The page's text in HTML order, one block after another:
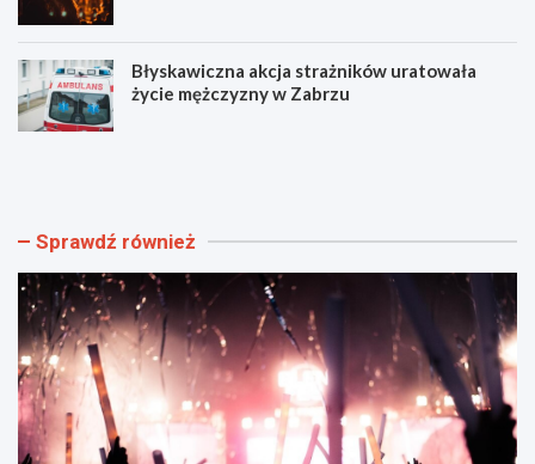
Błyskawiczna akcja strażników uratowała
życie mężczyzny w Zabrzu
W
i
w
y
d
a
r
z
e
n
N
b
a
z
d
y
i
r
o
z
Sprawdź również